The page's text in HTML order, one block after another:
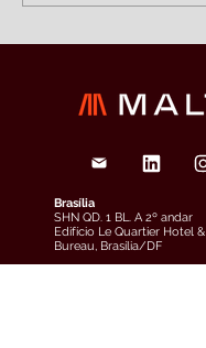
Brasília
SHN QD. 1 BL. A 2º andar
Edifício Le Quartier Hotel &
Bureau, Brasília/DF